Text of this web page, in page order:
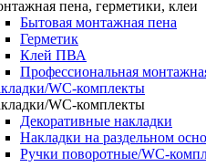
пена, герметики, клеи
Бытовая монтажная пена
Герметик
Клей ПВА
Профессиональная
WC-комплекты
WC-комплекты
Декоративные накладки
Накладки на раздельном
Ручки поворотные/WC-